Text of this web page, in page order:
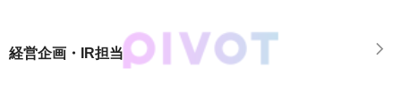
経営企画・IR担当